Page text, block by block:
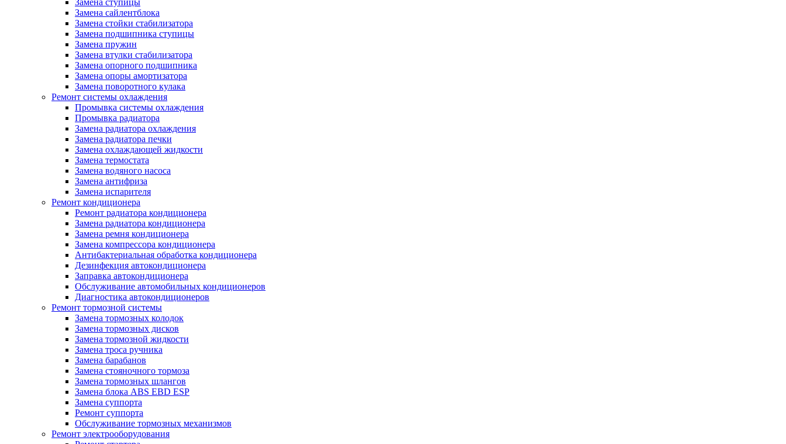
Замена ступицы
Замена сайлентблока
Замена стойки стабилизатора
Замена подшипника ступицы
Замена пружин
Замена втулки стабилизатора
Замена опорного подшипника
Замена опоры амортизатора
Замена поворотного кулака
Ремонт системы охлаждения
Промывка системы охлаждения
Промывка радиатора
Замена радиатора охлаждения
Замена радиатора печки
Замена охлаждающей жидкости
Замена термостата
Замена водяного насоса
Замена антифриза
Замена испарителя
Ремонт кондиционера
Ремонт радиатора кондиционера
Замена радиатора кондиционера
Замена ремня кондиционера
Замена компрессора кондиционера
Антибактериальная обработка кондиционера
Дезинфекция автокондиционера
Заправка автокондиционера
Обслуживание автомобильных кондиционеров
Диагностика автокондиционеров
Ремонт тормозной системы
Замена тормозных колодок
Замена тормозных дисков
Замена тормозной жидкости
Замена троса ручника
Замена барабанов
Замена стояночного тормоза
Замена тормозных шлангов
Замена блока ABS EBD ESP
Замена суппорта
Ремонт суппорта
Обслуживание тормозных механизмов
Ремонт электрооборудования